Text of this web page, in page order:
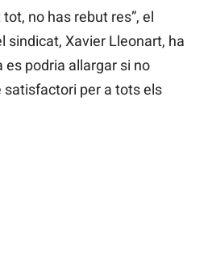
no has rebut res”, el
sindicat, Xavier Lleonart, ha
es podria allargar si no
satisfactori per a tots els